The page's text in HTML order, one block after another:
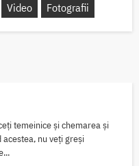
Video Fotografii
temeinice și chemarea și
nu veți greși